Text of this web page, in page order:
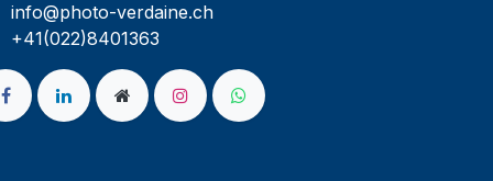
info@photo-verdaine.ch​
​​+41(022)8401363